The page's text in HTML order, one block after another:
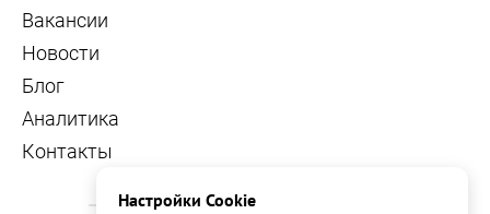
Вакансии
Новости
Блог
Аналитика
Контакты
Настройки Cookie